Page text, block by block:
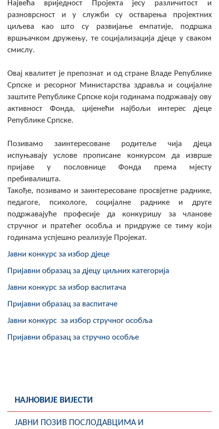
Највећа вриједност Пројекта јесу различитост и
разноврсност и у служби су остварења пројектних
циљева као што су развијање емпатије, подршка
вршњачком дружењу, те социјализација дјеце у сваком
смислу.
Овај квалитет је препознат и од стране Владе Републике
Српске и ресорног Министарства здравља и социјалне
заштите Републике Српске који годинама подржавају ову
активност Фонда, цијенећи најбољи интерес дјеце
Републике Српске.
Позивамо заинтересоване родитеље чија дјеца
испуњавају услове прописане конкурсом да изврше
пријаве у пословнице Фонда према мјесту
пребивалишта.
Такође, позивамо и заинтересоване просвјетне раднике,
педагоге, психологе, социјалне раднике и друге
подржавајуће професије да конкуришу за чланове
стручног и пратећег особља и придруже се тиму који
годинама успјешно реализује Пројекат.
Јавни конкурс за избор дјеце
Пријавни образац за дјецу циљних категорија
Јавни конкурс за избор васпитача
Пријавни образац за васпитаче
Јавни конкурс за избор стручног особља
Пријавни образац за стручно особље
НАЈНОВИЈЕ ВИЈЕСТИ
ЈАВНИ ПОЗИВ ПОСЛОДАВЦИМА И